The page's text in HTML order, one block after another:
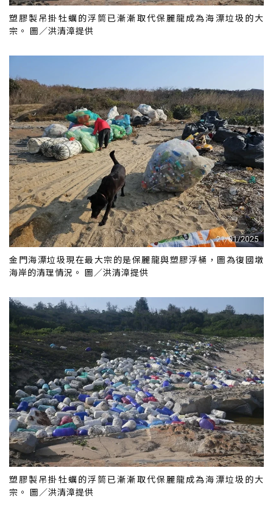
塑膠製吊掛牡蠣的浮筒已漸漸取代保麗龍成為海漂垃圾的大
宗。 圖／洪清漳提供
金門海漂垃圾現在最大宗的是保麗龍與塑膠浮桶，圖為復國墩
海岸的清理情況。 圖／洪清漳提供
塑膠製吊掛牡蠣的浮筒已漸漸取代保麗龍成為海漂垃圾的大
宗。 圖／洪清漳提供